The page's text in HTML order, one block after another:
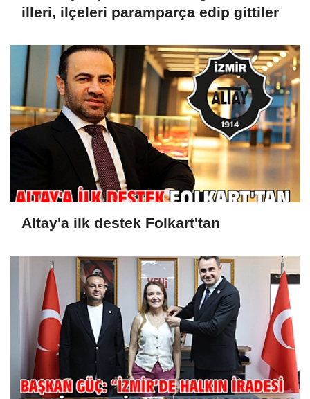
illeri, ilçeleri paramparça edip gittiler
Altay'a ilk destek Folkart'tan